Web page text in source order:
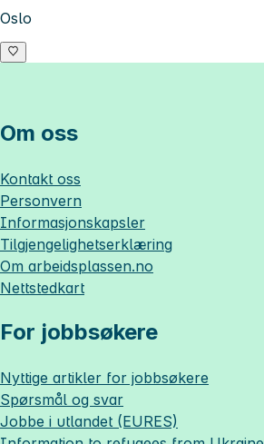
Oslo
Om oss
Kontakt oss
Personvern
Informasjonskapsler
Tilgjengelighetserklæring
Om arbeidsplassen.no
Nettstedkart
For jobbsøkere
Nyttige artikler for jobbsøkere
Spørsmål og svar
Jobbe i utlandet (EURES)